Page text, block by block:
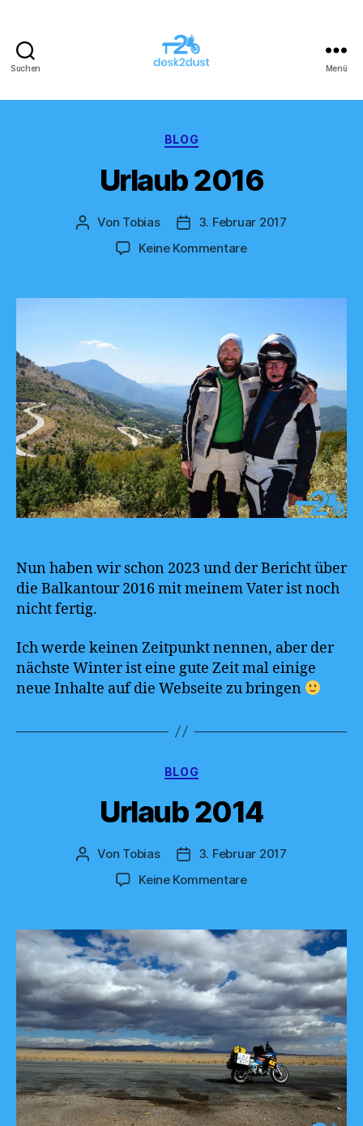
Suchen Menü
Kategorien
BLOG
Urlaub 2016
Beitragsautor
Von Tobias Veröffentlichungsdatum
3. Februar 2017
Keine Kommentarezu
Nun haben wir schon 2023 und der Bericht über
die Balkantour 2016 mit meinem Vater ist noch
nicht fertig.
Ich werde keinen Zeitpunkt nennen, aber der
nächste Winter ist eine gute Zeit mal einige
neue Inhalte auf die Webseite zu bringen
Kategorien
BLOG
Urlaub 2014
Beitragsautor
Von Tobias Veröffentlichungsdatum
3. Februar 2017
Keine Kommentarezu